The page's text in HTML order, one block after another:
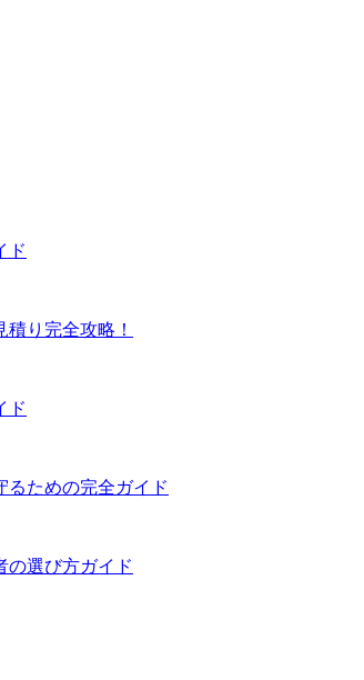
ド
り完全攻略！
ド
るための完全ガイド
の選び方ガイド